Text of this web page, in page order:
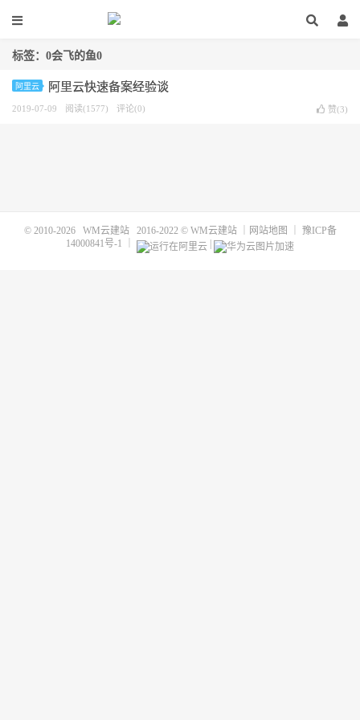
标签：0会飞的鱼0
阿里云 阿里云快速备案经验谈
2019-07-09 阅读(1577) 评论(0) 赞(3)
© 2010-2026 WM云建站2016-2022 © WM云建站｜ 网站地图
豫ICP备
14000841号-1